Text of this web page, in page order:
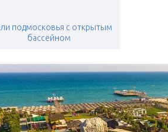
подмосковья с открытым
бассейном